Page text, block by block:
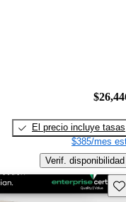
El precio incluye tasas
$385/mes
Verif. disponibilidad